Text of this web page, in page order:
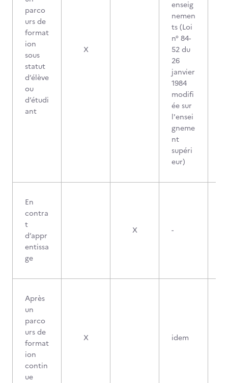
parco
urs de
format
ion
sous
statut
d’élève
ou
d’étudi
ant
X
enseig
nemen
ts (Loi
n° 84-
52 du
26
janvier
1984
modifi
ée sur
l'ensei
gneme
nt
supéri
eur)
En
contra
t
d’appr
entissa
ge
X -
Après
un
parco
urs de
format
ion
contin
ue
X idem